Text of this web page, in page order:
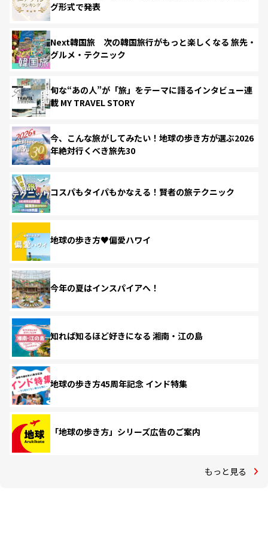
グ形式で発表
Next韓国旅 次の韓国旅行がもっと楽しくなる 旅先・
グルメ・テクニック
旬な“あの人”が「旅」をテーマに語るインタビュー連
載 MY TRAVEL STORY
今、こんな旅がしてみたい！地球の歩き方が選ぶ2026
年絶対行くべき旅先30
コスパもタイパもかなえる！賢者の旅テクニック
地球の歩き方♥偏愛ハワイ
今年の夏はインスパイアへ！
知れば知るほど好きになる 湘南・江の島
地球の歩き方45周年記念 インド特集
「地球の歩き方」シリーズ広告のご案内
もっと見る